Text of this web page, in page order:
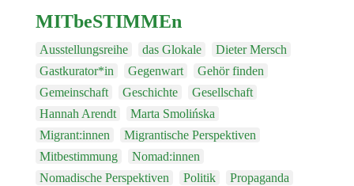
Genres
Veranstaltungsformate
MITbeSTIMMEn
Ausstellungsreihe das Glokale
Dieter Mersch
Gastkurator*in
Gegenwart
Gehör finden
Gemeinschaft
Geschichte
Gesellschaft
Hannah Arendt
Marta Smolińska
Migrant:innen
Migrantische Perspektiven
Mitbestimmung
Nomad:innen
Nomadische Perspektiven
Politik
Propaganda